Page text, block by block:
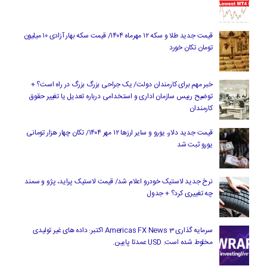
قیمت جدید طلا و سکه ۱۲ مهرماه ۱۴۰۴/ قیمت سکه بهار آزادی ۱۰ میلیون
تومان تکان خورد
خبر مهم برای کارمندان دولت/ یک جراحی بزرگ بزرگ در راه است؟ +
توضیح رییس سازمان اداری و استخدامی درباره تعدیل یا تغییر حقوق
کارمندان
قیمت جدید دلار، یورو و سایر ارزها ۱۲ مهر ۱۴۰۴/ تکان چهار هزار تومانی
یورو ثبت شد
نرخ جدید لاستیک خودرو اعلام شد/ قیمت لاستیک پراید، پژو و سمند
چه تغییری کرد؟ + جدول
سرمایه گذاری Americas FX News 3 اکتبر: داده های غیر تولیدی
مخلوط شده است. USD عمدتا پایین.